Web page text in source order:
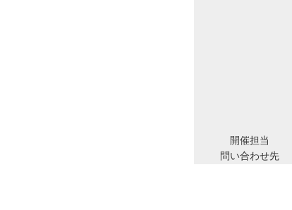
開催担当
問い合わせ先